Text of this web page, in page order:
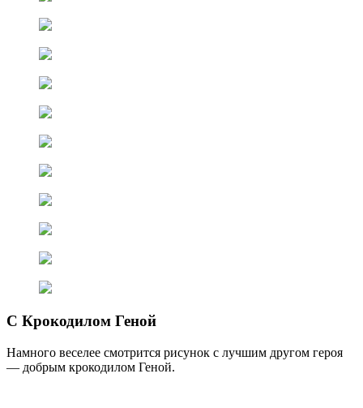
С Крокодилом Геной
Намного веселее смотрится рисунок с лучшим другом героя
— добрым крокодилом Геной.